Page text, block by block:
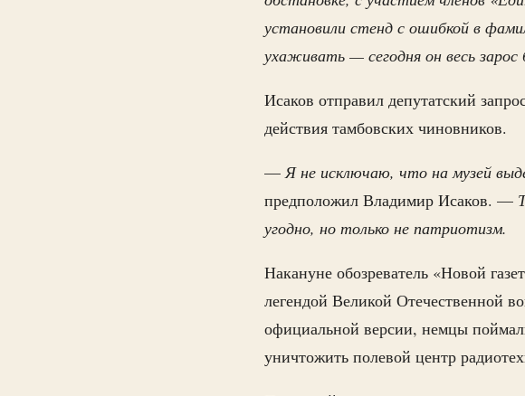
установили стенд с ошибкой в
ухаживать — сегодня он весь зарос
Исаков отправил депутатский
действия тамбовских чиновников.
—Я не исключаю, что на музей
предположил Владимир Исаков. —
угодно, но только не патриотизм.
Накануне обозреватель «Новой
легендой Великой Отечественной
официальной версии, немцы
уничтожить полевой центр